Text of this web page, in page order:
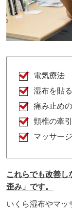
電気療法
湿布を貼る
痛み止め
頸椎の牽
マッサー
これらでも改善し
歪み」です。
いくら湿布やマッ